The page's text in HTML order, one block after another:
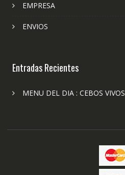
EMPRESA
ENVIOS
Entradas Recientes
MENU DEL DIA : CEBOS VIVOS